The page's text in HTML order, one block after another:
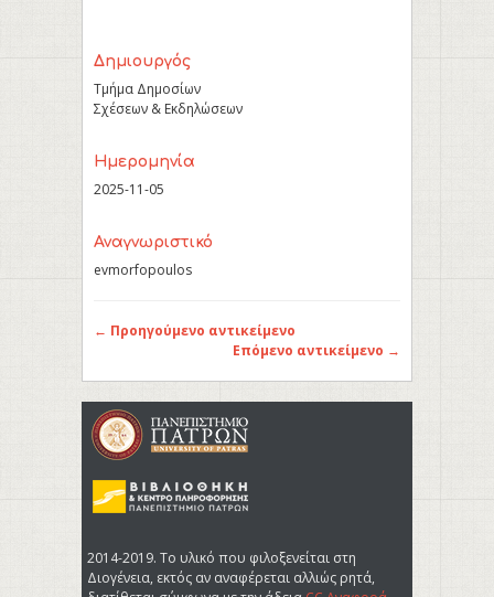
Δημιουργός
Τμήμα Δημοσίων
Σχέσεων & Εκδηλώσεων
Ημερομηνία
2025-11-05
Αναγνωριστικό
evmorfopoulos
← Προηγούμενο αντικείμενο
Επόμενο αντικείμενο →
2014-2019. Tο υλικό που φιλοξενείται στη
Διογένεια, εκτός αν αναφέρεται αλλιώς ρητά,